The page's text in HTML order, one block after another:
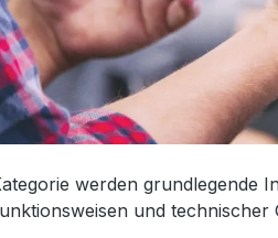
werden grundlegende
und technischer